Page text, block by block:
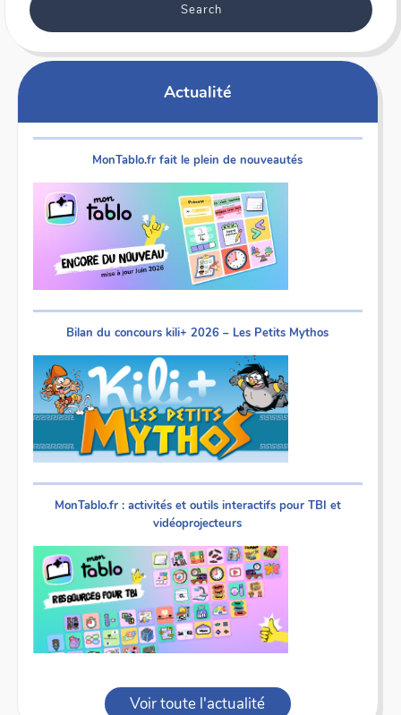
Actualité
MonTablo.fr fait le plein de nouveautés
Bilan du concours kili+ 2026 – Les Petits Mythos
MonTablo.fr : activités et outils interactifs pour TBI et
vidéoprojecteurs
Voir toute l'actualité